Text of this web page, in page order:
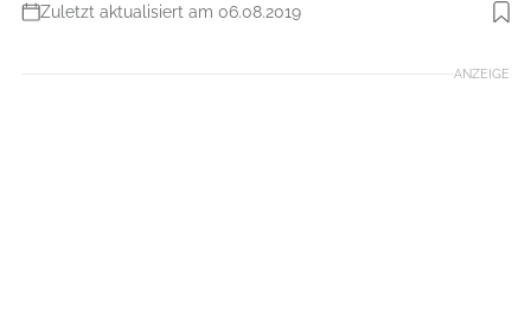
Zuletzt aktualisiert am 06.08.2019
Foto: Hoka One One
ANZEIGE